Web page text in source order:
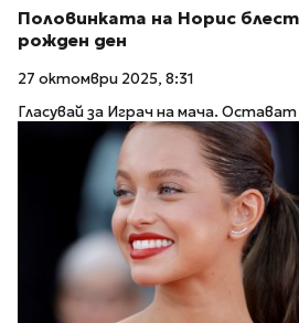
Половинката на Норис
рожден ден
27 октомври 2025, 8:31
Гласувай за Играч на мача.